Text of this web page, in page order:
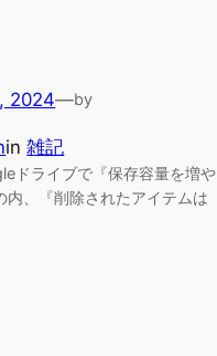
2024—by
in雑記
ドライブで『保存容量を増や
内、『削除されたアイテムは